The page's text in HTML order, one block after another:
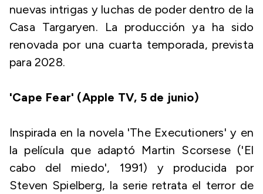
nuevas intrigas y luchas de poder dentro de la
Casa Targaryen. La producción ya ha sido
renovada por una cuarta temporada, prevista
para 2028.
'Cape Fear' (Apple TV, 5 de junio)
Inspirada en la novela 'The Executioners' y en
la película que adaptó Martin Scorsese ('El
cabo del miedo', 1991) y producida por
Steven Spielberg, la serie retrata el terror de